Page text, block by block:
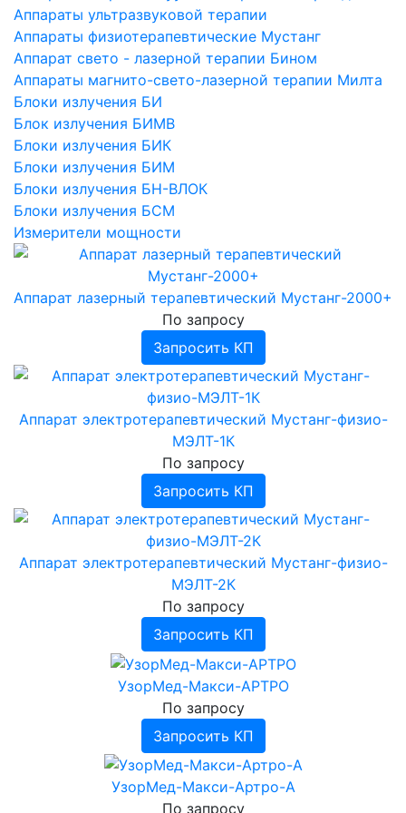
Ингаляторы Дельфин, ИНКО
Ингаляторы Альбедо
Инфракрасные приборы
Фототерапевтические транскраниальные
аппараты ELMEDLIFE
Аппараты ингаляционного наркоза
Дефибрилляторы АКСИОН
Аппараты ультразвуковой терапии
Аппараты физиотерапевтические Мустанг
Аппарат свето - лазерной терапии Бином
Аппараты магнито-свето-лазерной терапии Милта
Блоки излучения БИ
Блок излучения БИМВ
Блоки излучения БИК
Блоки излучения БИМ
Блоки излучения БН-ВЛОК
Блоки излучения БСМ
Измерители мощности
Аппарат лазерный терапевтический Мустанг-2000+
По запросу
Запросить КП
Аппарат электротерапевтический Мустанг-физио-
МЭЛТ-1К
По запросу
Запросить КП
Аппарат электротерапевтический Мустанг-физио-
МЭЛТ-2К
По запросу
Запросить КП
УзорМед-Макси-АРТРО
По запросу
Запросить КП
УзорМед-Макси-Артро-А
По запросу